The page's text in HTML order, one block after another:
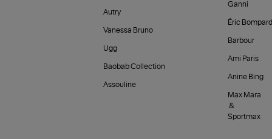
Autry
Vanessa Bruno
Ugg
Baobab Collection
Assouline
Ganni
Éric Bompard
Barbour
Ami Paris
Anine Bing
Max Mara
&
Sportmax